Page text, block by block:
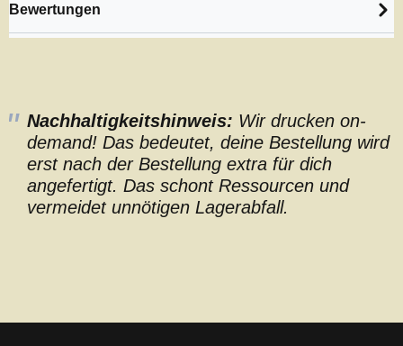
Bewertungen
Nachhaltigkeitshinweis: Wir drucken on-
demand! Das bedeutet, deine Bestellung wird
erst nach der Bestellung extra für dich
angefertigt. Das schont Ressourcen und
vermeidet unnötigen Lagerabfall.